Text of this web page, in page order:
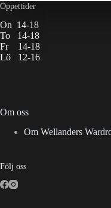
Öppettider
On 14-18
To 14-18
Fr 14-18
Lö 12-16
Om oss
Om Wellanders
Följ oss